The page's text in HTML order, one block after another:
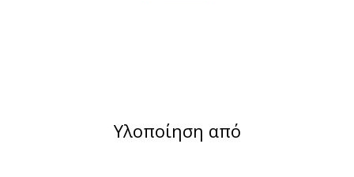
Υλοποίηση από